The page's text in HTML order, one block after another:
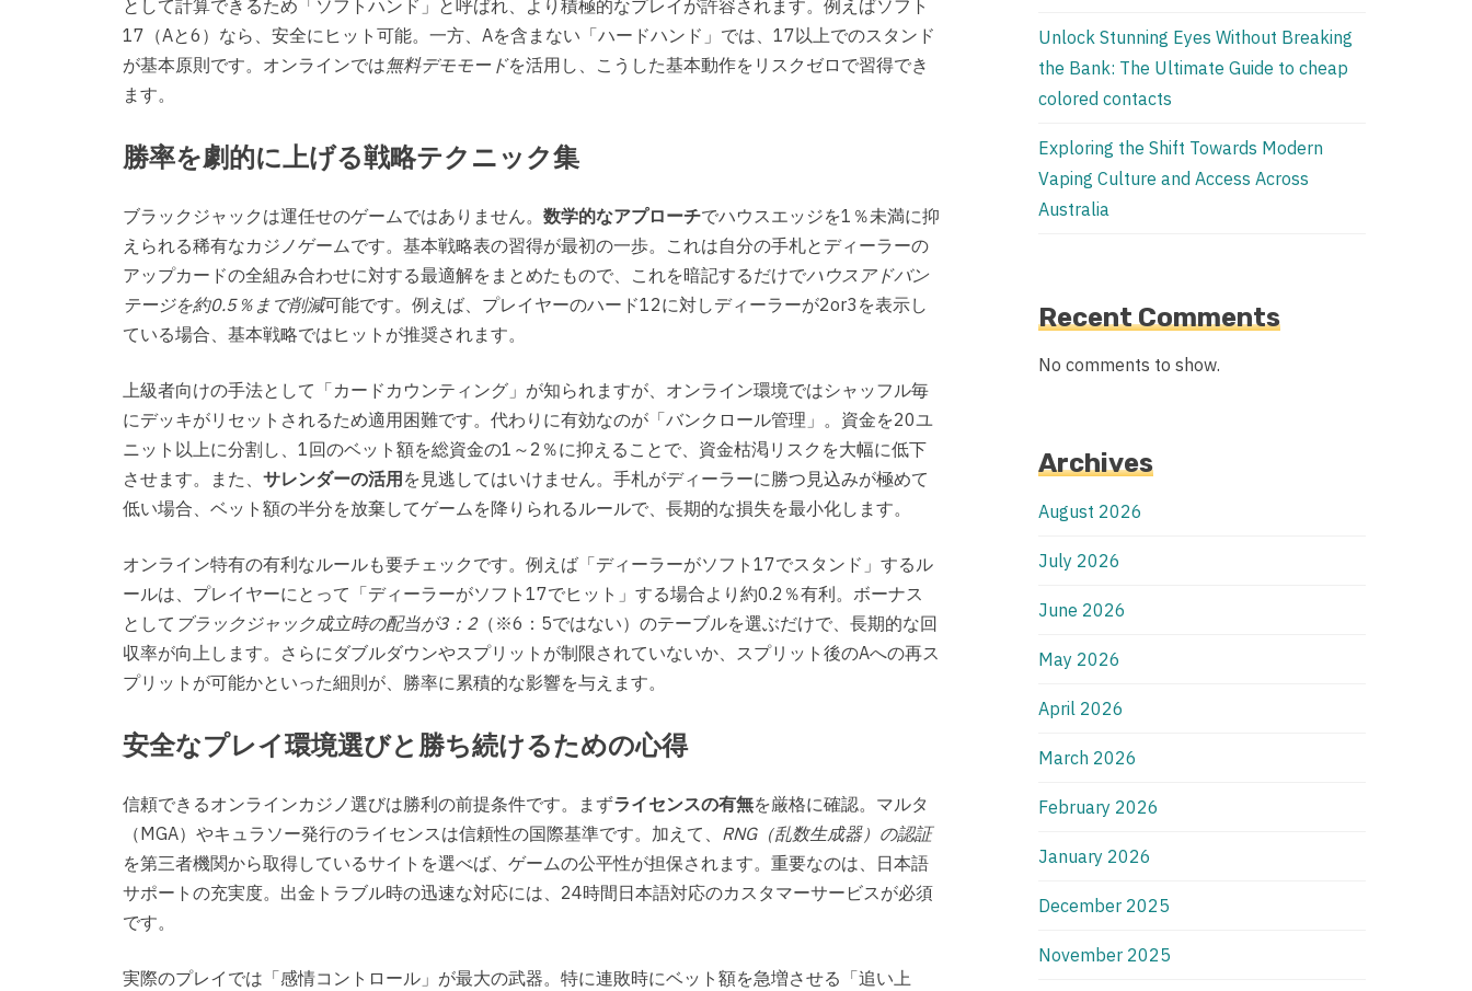
として計算できるため「ソフトハンド」と呼ばれ、より積極的なプレイが許容されます。例えばソフト
17（Aと6）なら、安全にヒット可能。一方、Aを含まない「ハードハンド」では、17以上でのスタンド
が基本原則です。オンラインでは無料デモモードを活用し、こうした基本動作をリスクゼロで習得でき
ます。
勝率を劇的に上げる戦略テクニック集
ブラックジャックは運任せのゲームではありません。 数学的なアプローチでハウスエッジを1％未満に抑
えられる稀有なカジノゲームです。基本戦略表の習得が最初の一歩。これは自分の手札とディーラーの
アップカードの全組み合わせに対する最適解をまとめたもので、これを暗記するだけでハウスアドバン
テージを約0.5％まで削減可能です。例えば、プレイヤーのハード12に対しディーラーが2or3を表示し
ている場合、基本戦略ではヒットが推奨されます。
上級者向けの手法として「カードカウンティング」が知られますが、オンライン環境ではシャッフル毎
にデッキがリセットされるため適用困難です。代わりに有効なのが「バンクロール管理」。資金を20ユ
ニット以上に分割し、1回のベット額を総資金の1～2％に抑えることで、資金枯渇リスクを大幅に低下
させます。また、 サレンダーの活用を見逃してはいけません。手札がディーラーに勝つ見込みが極めて
低い場合、ベット額の半分を放棄してゲームを降りられるルールで、長期的な損失を最小化します。
オンライン特有の有利なルールも要チェックです。例えば「ディーラーがソフト17でスタンド」するル
ールは、プレイヤーにとって「ディーラーがソフト17でヒット」する場合より約0.2％有利。ボーナス
として ブラックジャック成立時の配当が3：2（※6：5ではない）のテーブルを選ぶだけで、長期的な回
収率が向上します。さらにダブルダウンやスプリットが制限されていないか、スプリット後のAへの再ス
プリットが可能かといった細則が、勝率に累積的な影響を与えます。
安全なプレイ環境選びと勝ち続けるための心得
信頼できるオンラインカジノ選びは勝利の前提条件です。まずライセンスの有無を厳格に確認。マルタ
（MGA）やキュラソー発行のライセンスは信頼性の国際基準です。加えて、 RNG（乱数生成器）の認証
を第三者機関から取得しているサイトを選べば、ゲームの公平性が担保されます。重要なのは、日本語
サポートの充実度。出金トラブル時の迅速な対応には、24時間日本語対応のカスタマーサービスが必須
です。
実際のプレイでは「感情コントロール」が最大の武器。特に連敗時にベット額を急増させる「追い上
Unlock Stunning Eyes Without Breaking
the Bank: The Ultimate Guide to cheap
colored contacts
Exploring the Shift Towards Modern
Vaping Culture and Access Across
Australia
Recent Comments
No comments to show.
Archives
August 2026
July 2026
June 2026
May 2026
April 2026
March 2026
February 2026
January 2026
December 2025
November 2025